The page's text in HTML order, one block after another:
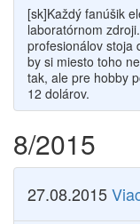
[sk]Každý fanúšik
laboratórnom
profesionálov stoja
by si miesto toho
tak, ale pre hobby
12 dolárov.
8/2015
27.08.2015